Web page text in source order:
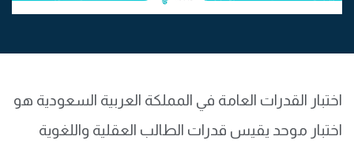
اختبار القدرات العامة في المملكة العربية السعودية هو
اختبار موحد يقيس قدرات الطالب العقلية واللغوية